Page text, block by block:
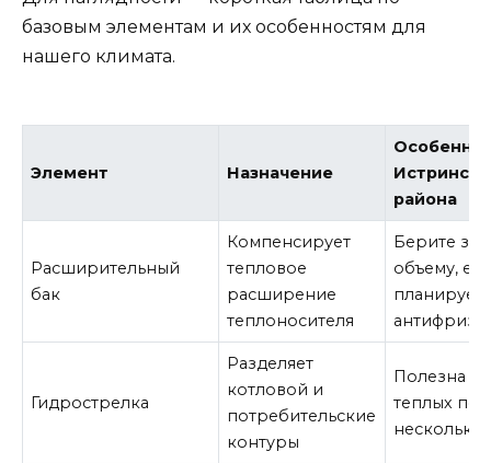
базовым элементам и их особенностям для
нашего климата.
Элемент Назначение
района
Расширительный
бак
Компенсирует
тепловое
расширение
теплоносителя
Берите
объему,
антифриз
Гидрострелка
Разделяет
котловой и
потребительские
контуры
Полезна
теплых